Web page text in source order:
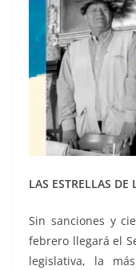
LAS ESTRELLAS DE
Sin sanciones y
febrero llegará el
legislativa, la